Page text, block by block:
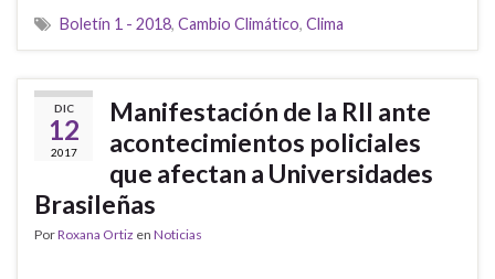
Boletín 1 - 2018, Cambio Climático, Clima
DIC
12
2017
Manifestación de la RII ante
acontecimientos policiales
que afectan a Universidades
Brasileñas
PorRoxana Ortiz en Noticias